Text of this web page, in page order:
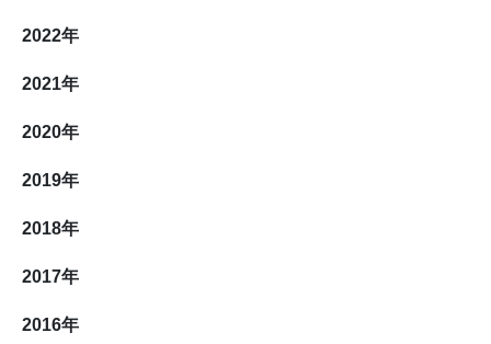
2022年
2021年
2020年
2019年
2018年
2017年
2016年